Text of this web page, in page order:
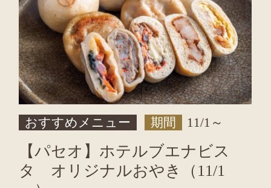
おすすめメニュー 期間 11/1～
【パセオ】ホテルブエナビス
タ オリジナルおやき（11/1